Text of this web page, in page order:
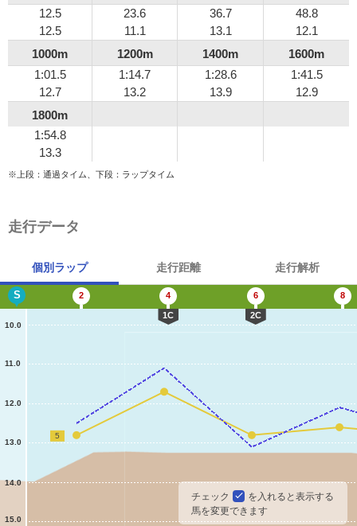
12.5
12.5
23.6
11.1
36.7
13.1
48.8
12.1
1000m
1200m 1400m
1600m
1:01.5
12.7
1:14.7
13.2
1:28.6
13.9
1:41.5
12.9
1800m
1:54.8
13.3
※上段：通過タイム、下段：ラップタイム
走行データ
個別ラップ 走行距離 走行解析
10.0
11.0
12.0
13.0
14.0
15.0
S 2 4
1C
6
2C
8
5
チェック
を入れると表示する
馬を変更できます